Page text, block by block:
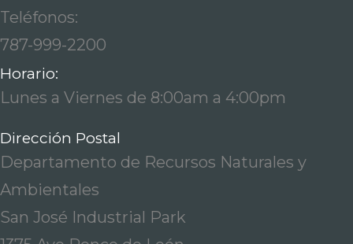
Teléfonos:
787-999-2200
Horario:
Lunes a Viernes de 8:00am a 4:00pm
Dirección Postal
Departamento de Recursos Naturales y
Ambientales
San José Industrial Park